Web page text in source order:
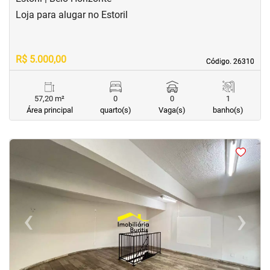
Código. 26310
Código. 26310
Loja para alugar no Estoril
R$ 5.000,00
57,20 m²
Área principal
0
quarto(s)
0
Vaga(s)
1
banho(s)
<
‹Previous ›Next